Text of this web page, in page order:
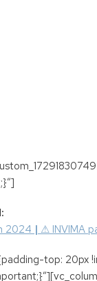
2024 | ⚠ INVIMA
top: